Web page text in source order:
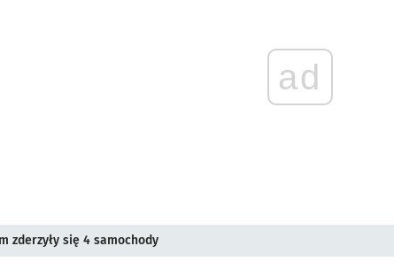
ad
zderzyły się 4 samochody